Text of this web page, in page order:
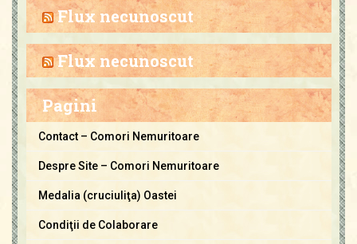
a
C
o
m
i
u
Flux necunoscut
Flux necunoscut
Pagini
Contact – Comori Nemuritoare
Despre Site – Comori Nemuritoare
Medalia (cruciuliţa) Oastei
Condiţii de Colaborare